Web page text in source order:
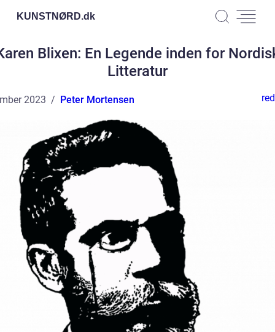
KUNSTNØRD.dk
Blixen: En Legende inden for
Litteratur
2023 Peter Mortensen